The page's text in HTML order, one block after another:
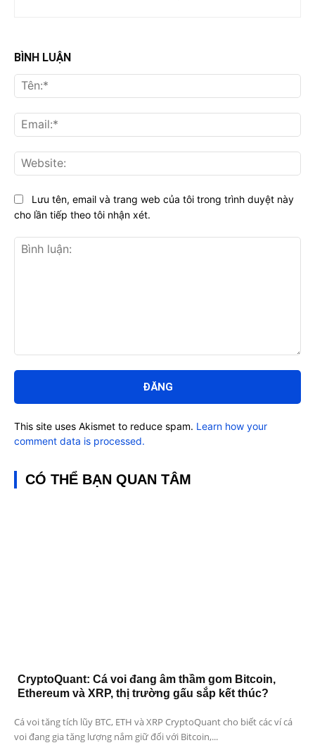
BÌNH LUẬN
luận:
Lưu tên, email và trang web của tôi trong trình duyệt này
cho lần tiếp theo tôi nhận xét.
This site uses Akismet to reduce spam. Learn how your
comment data is processed.
CÓ THỂ BẠN QUAN TÂM
CryptoQuant: Cá voi đang âm thầm gom Bitcoin,
Ethereum và XRP, thị trường gấu sắp kết thúc?
Cá voi tăng tích lũy BTC, ETH và XRP CryptoQuant cho biết các ví cá
voi đang gia tăng lượng nắm giữ đối với Bitcoin,...